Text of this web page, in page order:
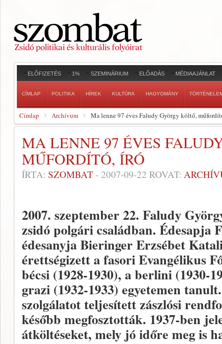
ELŐFIZETÉS 1% SZEMINÁRIUM ELŐADÁS MÉDIAAJÁNLAT
CÍMLAP POLITIKA HÍREK KULTÚRA HAGYOMÁNY
Címlap Archívum Ma lenne 97 éves Faludy György költő,
MA LENNE 97 ÉVES
MŰFORDÍTÓ, ÍRÓ
ÍRTA: SZOMBAT - 2007-09-22 ROVAT:
2007. szeptember 22. Faludy
zsidó polgári családban. Édesapja
édesanyja Bieringer Erzsébet
érettségizett a fasori Evangélikus
bécsi (1928-1930), a berlini (1930-
grazi (1932-1933) egyetemen
szolgálatot teljesített zászlósi
később megfosztották. 1937-ben
átköltéseket, mely jó időre meg is